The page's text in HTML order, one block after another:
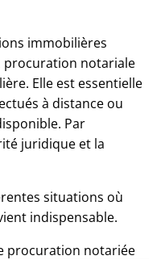
immobilières
procuration notariale
Elle est essentielle
à distance ou
Par
juridique et la
situations où
indispensable.
procuration notariée